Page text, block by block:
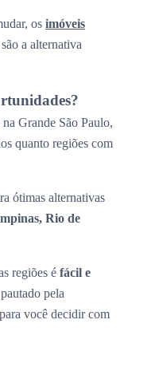
os imóveis
a alternativa
Grande São Paulo,
quanto regiões com
ótimas alternativas
Rio de
regiões é fácil e
pela
para você decidir com